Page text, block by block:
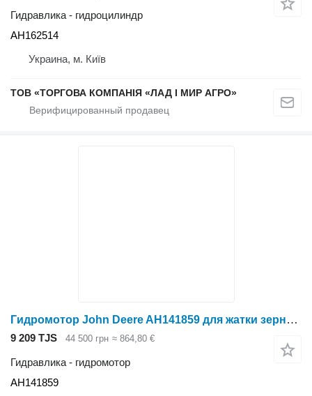
Гидравлика - гидроцилиндр
AH162514
Украина, м. Київ
ТОВ «ТОРГОВА КОМПАНІЯ «ЛАД І МИР АГРО»
Гидромотор John Deere AH141859 для жатки зерновой John Deere 900
9 209 TJS 44 500 грн ≈ 864,80 €
Гидравлика - гидромотор
AH141859